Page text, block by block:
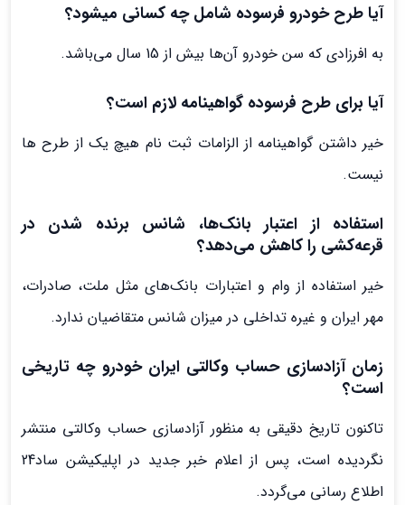
آیا طرح خودرو فرسوده شامل چه کسانی میشود؟
به افرزادی که سن خودرو آن‌ها بیش از 15 سال می‌باشد.
آیا برای طرح فرسوده گواهینامه لازم است؟
خیر داشتن گواهینامه از الزامات ثبت نام هیچ یک از طرح ها
نیست.
استفاده از اعتبار بانک‌ها، شانس برنده شدن در
قرعه‌کشی را کاهش می‌دهد؟
خیر استفاده از وام و اعتبارات بانک‌های مثل ملت، صادرات،
مهر ایران و غیره تداخلی در میزان شانس متقاضیان ندارد.
زمان آزادسازی حساب وکالتی ایران خودرو چه تاریخی
است؟
تاکنون تاریخ دقیقی به منظور آزادسازی حساب وکالتی منتشر
نگردیده است، پس از اعلام خبر جدید در اپلیکیشن ساد24
اطلاع رسانی می‌گردد.